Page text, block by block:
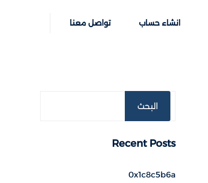
انشاء حساب تواصل معنا
البحث
Recent Posts
0x1c8c5b6a